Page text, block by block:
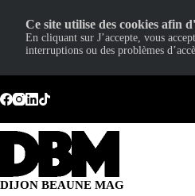
au
contenu
DIJON BEAUNE MAG
Ce site utilise des cookies afin
En cliquant sur J’accepte, vous
interruptions ou des problèmes